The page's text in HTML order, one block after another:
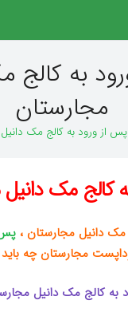
به کالج
مجارستان‌
پس از ورود به کالج مک
کالج مک
مک دانیل مجارستان‌ ،پس
مجارستان چه باید
کالج مک دانیل